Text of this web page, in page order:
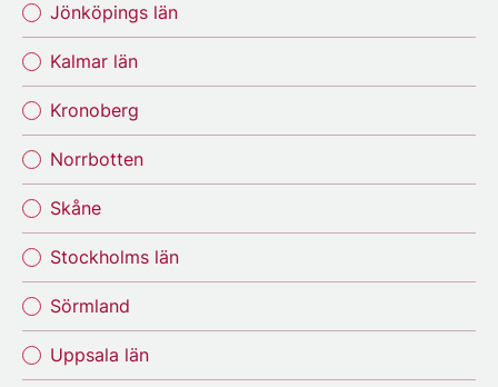
Jönköpings län
Kalmar län
Kronoberg
Norrbotten
Skåne
Stockholms län
Sörmland
Uppsala län